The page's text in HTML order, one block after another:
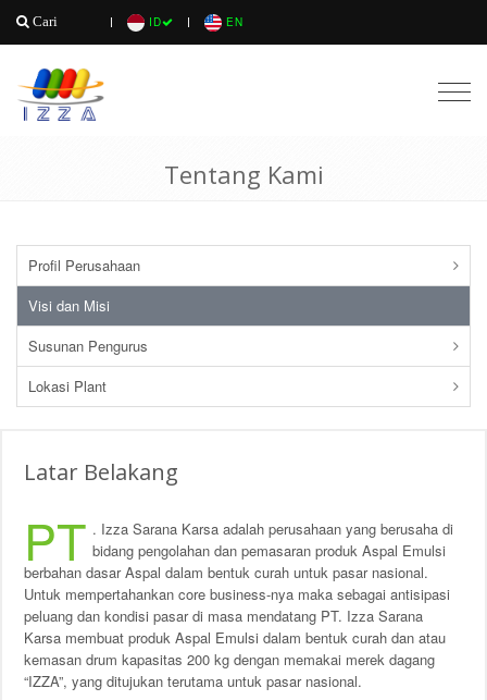
Cari ID EN
Tentang Kami
Profil Perusahaan
Visi dan Misi
Susunan Pengurus
Lokasi Plant
Latar Belakang
PT . Izza Sarana Karsa adalah perusahaan yang berusaha di
bidang pengolahan dan pemasaran produk Aspal Emulsi
berbahan dasar Aspal dalam bentuk curah untuk pasar nasional.
Untuk mempertahankan core business-nya maka sebagai antisipasi
peluang dan kondisi pasar di masa mendatang PT. Izza Sarana
Karsa membuat produk Aspal Emulsi dalam bentuk curah dan atau
kemasan drum kapasitas 200 kg dengan memakai merek dagang
“IZZA”, yang ditujukan terutama untuk pasar nasional.